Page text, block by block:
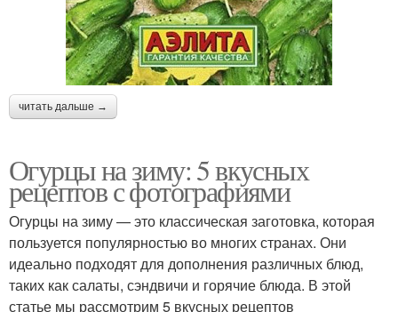
читать дальше →
Огурцы на зиму: 5 вкусных
рецептов с фотографиями
Огурцы на зиму — это классическая заготовка, которая
пользуется популярностью во многих странах. Они
идеально подходят для дополнения различных блюд,
таких как салаты, сэндвичи и горячие блюда. В этой
статье мы рассмотрим 5 вкусных рецептов